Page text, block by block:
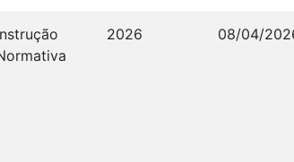
2026 08/04/